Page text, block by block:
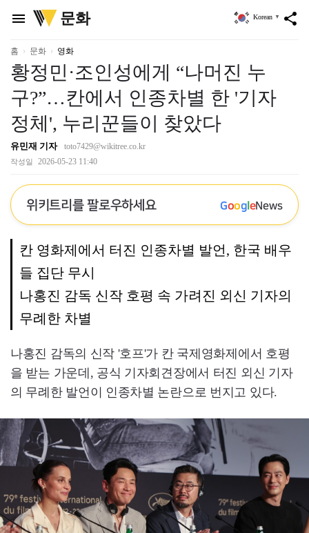
menu
위
키
리
문화 share
Korean ▼
홈 문화 영화
황정민·조인성에게 “나머진 누
구?”…칸에서 인종차별 한 '기자
정체', 누리꾼들이 찾았다
유민재 기자 toto7429@wikitree.co.kr
작성일 2026-05-23 11:40
위키트리를 팔로우하세요 GoogleNews
칸 영화제에서 터진 인종차별 발언, 한국 배우
들 집단 무시
나홍진 감독 신작 호평 속 가려진 외신 기자의
무례한 차별
나홍진 감독의 신작 '호프'가 칸 국제영화제에서 호평
을 받는 가운데, 공식 기자회견장에서 터진 외신 기자
의 무례한 발언이 인종차별 논란으로 번지고 있다.